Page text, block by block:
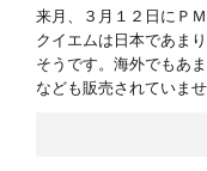
来月、３月１２日にＰ
クイエムは日本であま
そうです。海外でもあ
なども販売されていま